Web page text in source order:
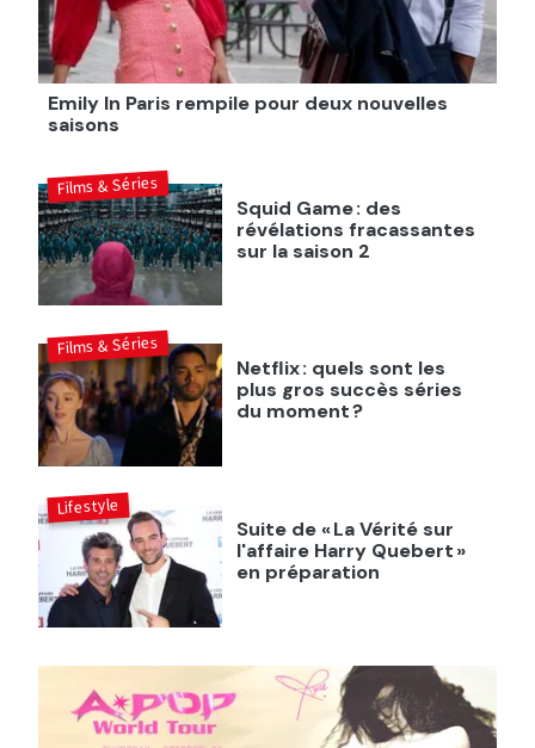
Emily In Paris rempile pour deux nouvelles
saisons
Squid Game : des
révélations fracassantes
sur la saison 2
Films & Séries
Netflix : quels sont les
plus gros succès séries
du moment ?
Films & Séries
Suite de « La Vérité sur
l'affaire Harry Quebert »
en préparation
Lifestyle